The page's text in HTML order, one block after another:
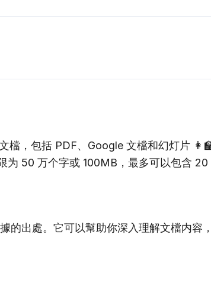
，包括 PDF、Google 文檔和幻灯片
50 万个字或 100MB，最多可以包含 20
出處。它可以幫助你深入理解文檔内容